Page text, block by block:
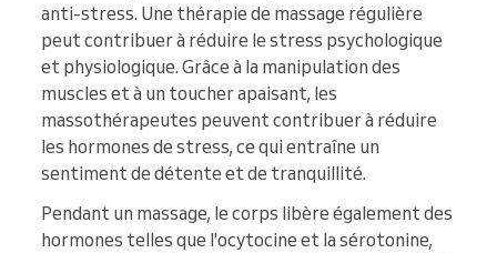
anti-stress. Une thérapie de massage régulière
peut contribuer à réduire le stress psychologique
et physiologique. Grâce à la manipulation des
muscles et à un toucher apaisant, les
massothérapeutes peuvent contribuer à réduire
les hormones de stress, ce qui entraîne un
sentiment de détente et de tranquillité.
Pendant un massage, le corps libère également des
hormones telles que l'ocytocine et la sérotonine,